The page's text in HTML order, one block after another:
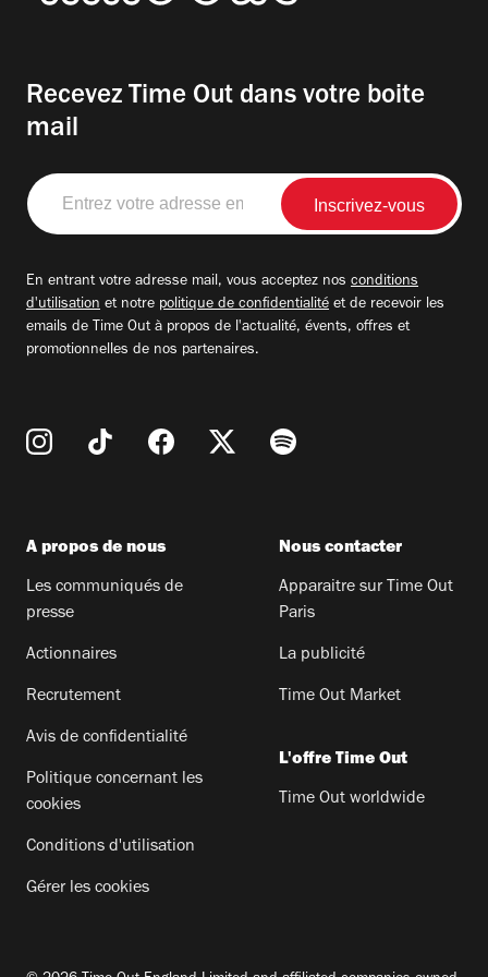
Recevez Time Out dans votre boite
mail
Entrez
votre
adresse
En entrant votre adresse mail, vous acceptez nos conditions
d'utilisation et notre politique de confidentialité et de recevoir les
emails de Time Out à propos de l'actualité, évents, offres et
promotionnelles de nos partenaires.
A propos de nous
Les communiqués de
presse
Actionnaires
Recrutement
Avis de confidentialité
Politique concernant les
cookies
Conditions d'utilisation
Gérer les cookies
Nous contacter
Apparaitre sur Time Out
Paris
La publicité
Time Out Market
L'offre Time Out
Time Out worldwide